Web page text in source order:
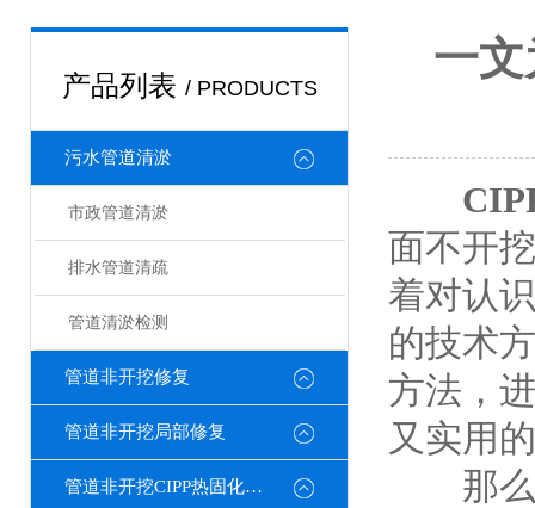
产品列表 / PRODUCTS
污水管道清淤
市政管道清淤
排水管道清疏
管道清淤检测
管道非开挖修复
管道非开挖局部修复
管道非开挖CIPP热固化修复
一
面不开
着对认
的技术
方法，
又实用
那么